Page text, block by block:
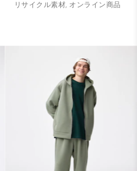
リサイクル素材, オンライン商品